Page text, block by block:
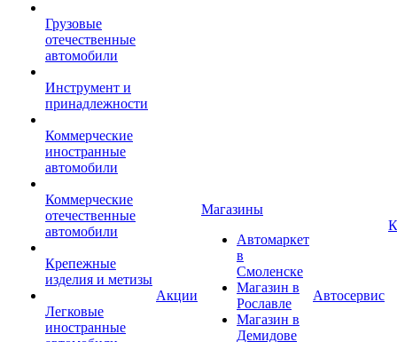
Грузовые
отечественные
автомобили
Инструмент и
принадлежности
Коммерческие
иностранные
автомобили
Коммерческие
отечественные
автомобили
Крепежные
изделия и метизы
Легковые
иностранные
Акции
Магазины
Автомаркет
в
Смоленске
Магазин в
Рославле
Магазин в
Демидове
Автосервис